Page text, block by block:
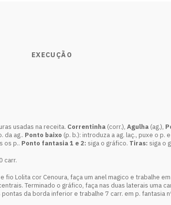
EXECUÇÃO
usadas na receita. Correntinha (corr.), Agulha (ag.),
da ag.. Ponto baixo (p. b.): introduza a ag. laç., puxe o p.
os p.. Ponto fantasia 1 e 2: siga o gráfico. Tiras: siga o
carr.
fio Lolita cor Cenoura, faça um anel magico e trabalhe
Terminado o gráfico, faça nas duas laterais uma
da borda inferior e trabalhe 7 carr. em p. fantasia